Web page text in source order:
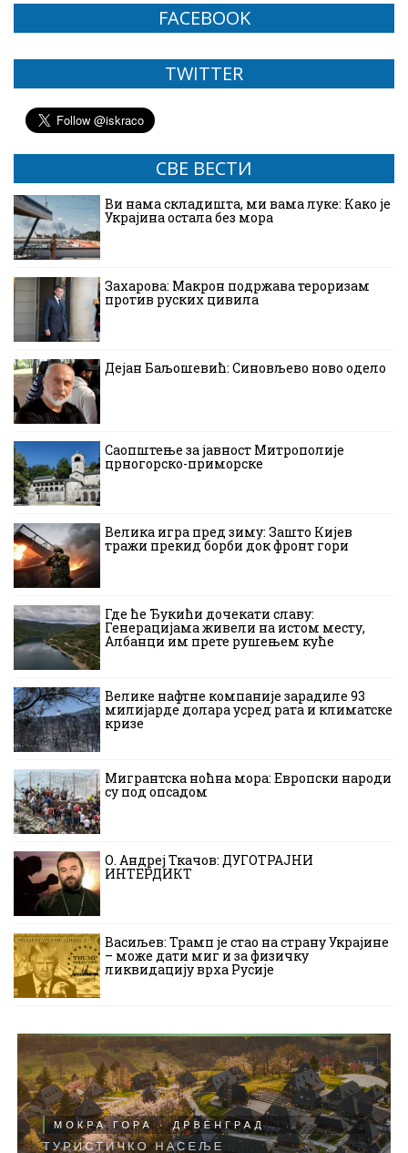
FACEBOOK
TWITTER
СВЕ ВЕСТИ
Ви нама складишта, ми вама луке: Како је
Украјина остала без мора
Захарова: Макрон подржава тероризам
против руских цивила
Дејан Баљошевић: Синовљево ново одело
Саопштење за јавност Митрополије
црногорско-приморске
Велика игра пред зиму: Зашто Кијев
тражи прекид борби док фронт гори
Где ће Ђукићи дочекати славу:
Генерацијама живели на истом месту,
Албанци им прете рушењем куће
Велике нафтне компаније зарадиле 93
милијарде долара усред рата и климатске
кризе
Мигрантска ноћна мора: Европски народи
су под опсадом
О. Андреј Ткачов: ДУГОТРАЈНИ
ИНТЕРДИКТ
Васиљев: Трамп је стао на страну Украјине
– може дати миг и за физичку
ликвидацију врха Русије